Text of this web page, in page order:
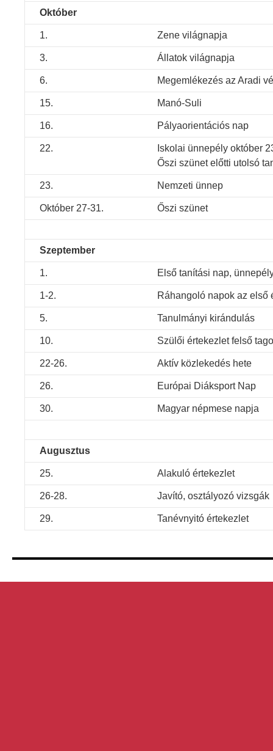
Október
1. Zene világnapja
3. Állatok világnapja
6. Megemlékezés az Aradi
15. Manó-Suli
16. Pályaorientációs nap
22.
Iskolai ünnepély október
Őszi szünet előtti utolsó
23. Nemzeti ünnep
Október 27-31. Őszi szünet
Szeptember
1. Első tanítási nap,
1-2. Ráhangoló napok az első
5. Tanulmányi kirándulás
10. Szülői értekezlet felső
22-26. Aktív közlekedés hete
26. Európai Diáksport Nap
30. Magyar népmese napja
Augusztus
25. Alakuló értekezlet
26-28. Javító, osztályozó vizsgák
29. Tanévnyitó értekezlet